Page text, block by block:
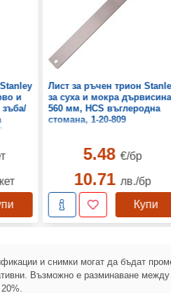
и
зъба/
Лист за ръчен трион
за суха и мокра дървисина
560 мм, HCS въглеродна
стомана, 1-20-809
5.48€/бр
10.71 лв./бр
Купи
и снимки могат да бъдат
Възможно е разминаване